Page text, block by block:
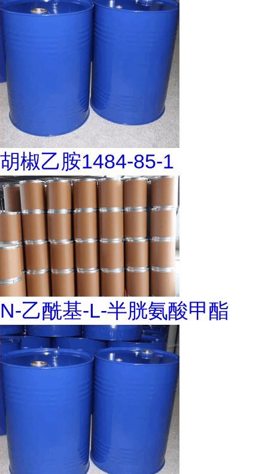
胡椒乙胺1484-85-1
N-乙酰基-L-半胱氨酸甲酯